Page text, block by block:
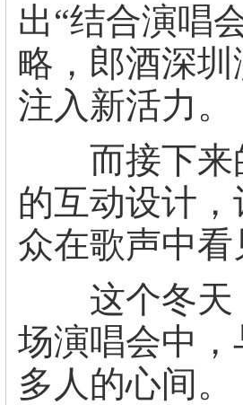
出“结合演唱
略，郎酒深
注入新活力。
而接下来的
的互动设计
众在歌声中
这个冬天，
场演唱会中
多人的心间。